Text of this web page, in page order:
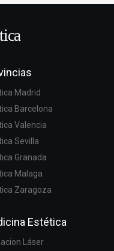
Madrid
Barcelona
Valencia
Sevilla
Granada
Malaga
Zaragoza
Estética
Láser